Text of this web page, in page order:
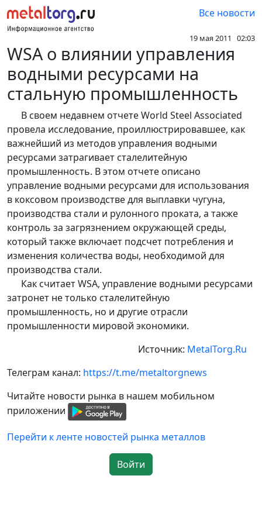
Все новости
19 мая 2011 02:03
WSA о влиянии управления
водными ресурсами на
стальную промышленность
В своем недавнем отчете World Steel Associated
провела исследование, проиллюстрировавшее, как
важнейший из методов управления водными
ресурсами затрагивает сталелитейную
промышленность. В этом отчете описано
управление водными ресурсами для использования
в коксовом производстве для выплавки чугуна,
производства стали и рулонного проката, а также
контроль за загрязнением окружающей среды,
который также включает подсчет потребления и
изменения количества воды, необходимой для
производства стали.
Как считает WSA, управление водными ресурсами
затронет не только сталелитейную
промышленность, но и другие отрасли
промышленности мировой экономики.
Источник: MetalTorg.Ru
Телеграм канал: https://t.me/metaltorgnews
Читайте новости рынка в нашем мобильном
приложении
Перейти к ленте новостей рынка металлов
Войти